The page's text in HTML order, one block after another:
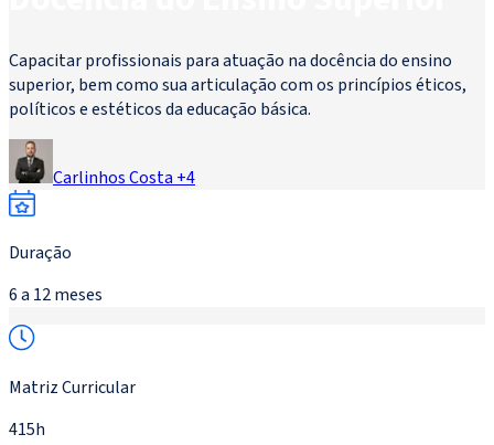
Capacitar profissionais para atuação na docência do ensino
superior, bem como sua articulação com os princípios éticos,
políticos e estéticos da educação básica.
Carlinhos Costa +4
Duração
6 a 12 meses
Matriz Curricular
415h